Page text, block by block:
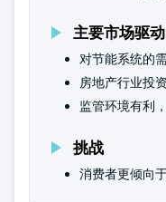
主要市场驱
对节能系统的
房地产行业投
监管环境有利
挑战
消费者更倾向